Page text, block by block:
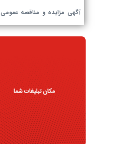
آگهی مزایده و مناقصه عمومی